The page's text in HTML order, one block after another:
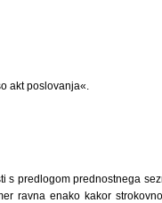
akt poslovanja«.
s predlogom prednostnega
ravna enako kakor